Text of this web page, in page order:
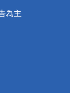
為主